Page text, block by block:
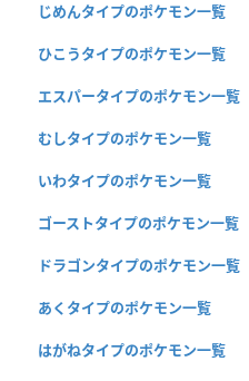
じめんタイプのポケモン一覧
ひこうタイプのポケモン一覧
エスパータイプのポケモン一覧
むしタイプのポケモン一覧
いわタイプのポケモン一覧
ゴーストタイプのポケモン一覧
ドラゴンタイプのポケモン一覧
あくタイプのポケモン一覧
はがねタイプのポケモン一覧